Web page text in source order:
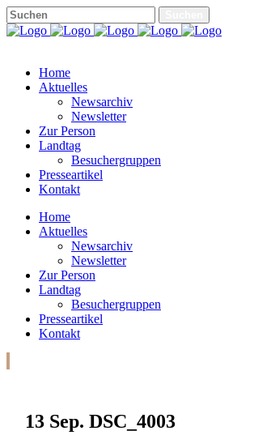
Home
Aktuelles
Newsarchiv
Newsletter
Zur Person
Landtag
Besuchergruppen
Presseartikel
Kontakt
Home
Aktuelles
Newsarchiv
Newsletter
Zur Person
Landtag
Besuchergruppen
Presseartikel
Kontakt
13 Sep. DSC_4003